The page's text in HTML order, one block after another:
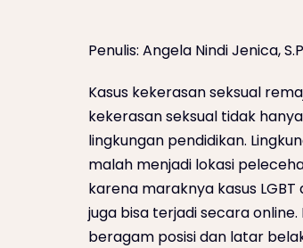
Penulis: Angela Nindi Jenica,
Kasus kekerasan seksual
kekerasan seksual tidak
lingkungan pendidikan.
malah menjadi lokasi
karena maraknya kasus
juga bisa terjadi secara
beragam posisi dan latar